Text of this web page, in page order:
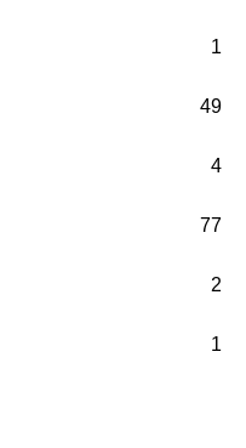
1
49
4
77
2
1